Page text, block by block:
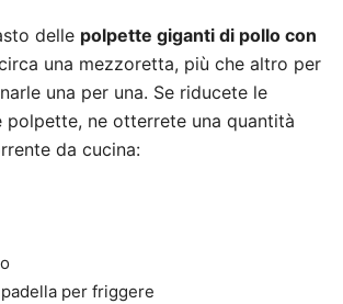
delle polpette giganti di pollo con
una mezzoretta, più che altro per
una per una. Se riducete le
polpette, ne otterrete una quantità
da cucina:
per friggere